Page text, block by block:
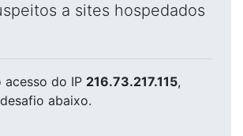
a sites hospedados
acesso do IP 216.73.217.115,
abaixo.